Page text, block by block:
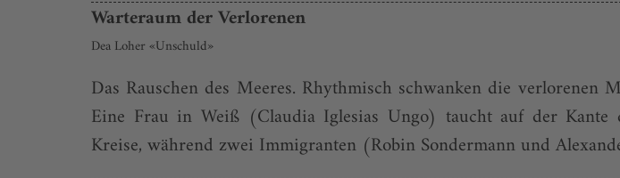
Warteraum der Verlorenen
Dea Loher «Unschuld»
Das Rauschen des Meeres. Rhythmisch schwanken die
Eine Frau in Weiß (Claudia Iglesias Ungo) taucht auf der Kante
Kreise, während zwei Immigranten (Robin Sondermann und